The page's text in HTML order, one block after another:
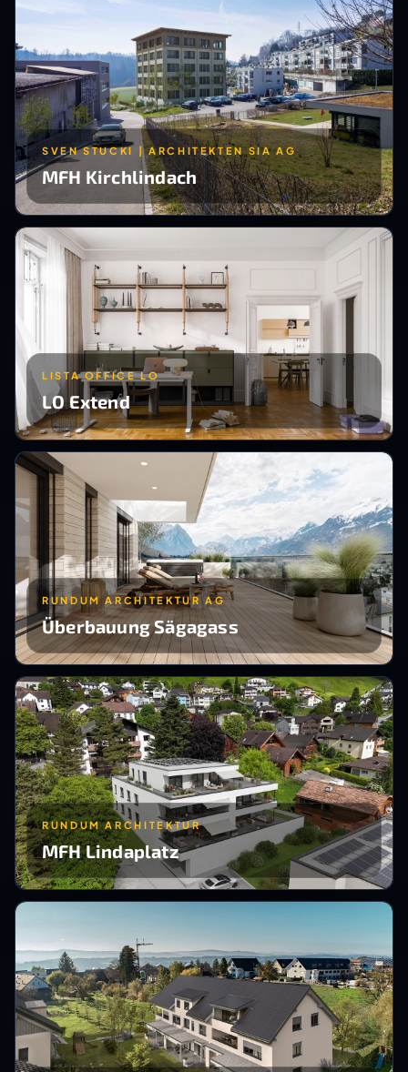
SVEN STUCKI | ARCHITEKTEN SIA AG
MFH Kirchlindach
LISTA OFFICE LO
LO Extend
RUNDUM ARCHITEKTUR AG
Überbauung Sägagass
RUNDUM ARCHITEKTUR
MFH Lindaplatz